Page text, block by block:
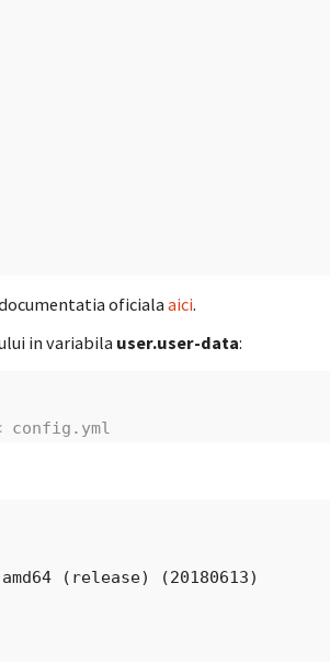
oficiala aici.
in variabila user.user-data:
(release) (20180613)